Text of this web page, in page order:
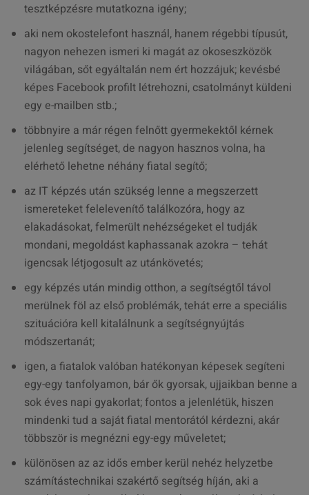
tesztképzésre mutatkozna igény;
aki nem okostelefont használ, hanem régebbi típusút,
nagyon nehezen ismeri ki magát az okoseszközök
világában, sőt egyáltalán nem ért hozzájuk; kevésbé
képes Facebook profilt létrehozni, csatolmányt küldeni
egy e-mailben stb.;
többnyire a már régen felnőtt gyermekektől kérnek
jelenleg segítséget, de nagyon hasznos volna, ha
elérhető lehetne néhány fiatal segítő;
az IT képzés után szükség lenne a megszerzett
ismereteket felelevenítő találkozóra, hogy az
elakadásokat, felmerült nehézségeket el tudják
mondani, megoldást kaphassanak azokra – tehát
igencsak létjogosult az utánkövetés;
egy képzés után mindig otthon, a segítségtől távol
merülnek föl az első problémák, tehát erre a speciális
szituációra kell kitalálnunk a segítségnyújtás
módszertanát;
igen, a fiatalok valóban hatékonyan képesek segíteni
egy-egy tanfolyamon, bár ők gyorsak, ujjaikban benne a
sok éves napi gyakorlat; fontos a jelenlétük, hiszen
mindenki tud a saját fiatal mentorától kérdezni, akár
többször is megnézni egy-egy műveletet;
különösen az az idős ember kerül nehéz helyzetbe
számítástechnikai szakértő segítség híján, aki a